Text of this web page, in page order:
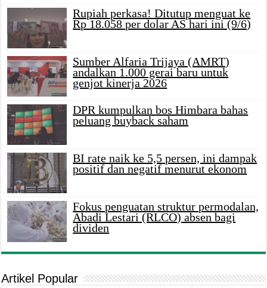
Rupiah perkasa! Ditutup menguat ke
Rp 18.058 per dolar AS hari ini (9/6)
Sumber Alfaria Trijaya (AMRT)
andalkan 1.000 gerai baru untuk
genjot kinerja 2026
DPR kumpulkan bos Himbara bahas
peluang buyback saham
BI rate naik ke 5,5 persen, ini dampak
positif dan negatif menurut ekonom
Fokus penguatan struktur permodalan,
Abadi Lestari (RLCO) absen bagi
dividen
Artikel Popular